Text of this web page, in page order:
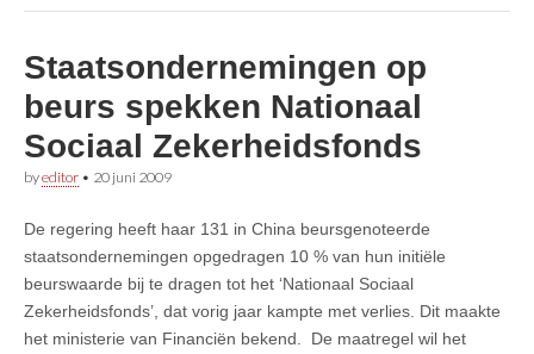
Staatsondernemingen op
beurs spekken Nationaal
Sociaal Zekerheidsfonds
byeditor • 20 juni 2009
De regering heeft haar 131 in China beursgenoteerde
staatsondernemingen opgedragen 10 % van hun initiële
beurswaarde bij te dragen tot het ‘Nationaal Sociaal
Zekerheidsfonds’, dat vorig jaar kampte met verlies. Dit maakte
het ministerie van Financiën bekend. De maatregel wil het